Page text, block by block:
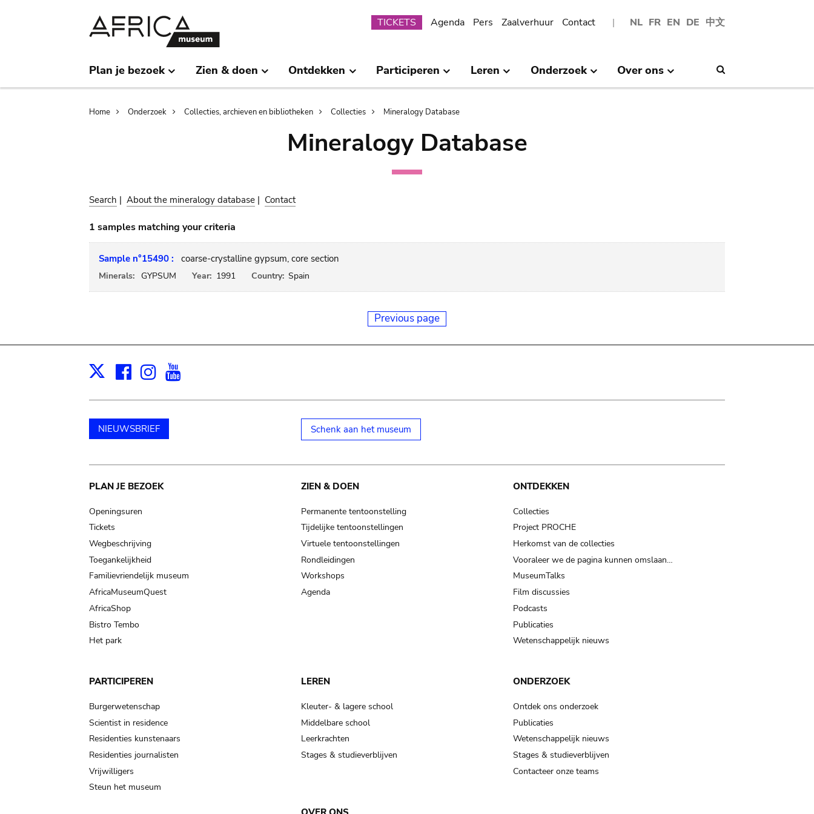
NL FR EN DE 中文
Submenu
TICKETS Agenda Pers Zaalverhuur Contact
Plan je bezoek Zien & doen Ontdekken Participeren Leren Onderzoek Over ons
Breadcrumb
Home Onderzoek Collecties, archieven en bibliotheken Collecties Mineralogy Database
Mineralogy Database
Search | About the mineralogy database | Contact
1 samples matching your criteria
Sample n°15490 : coarse-crystalline gypsum, core section
Minerals: GYPSUM Year: 1991 Country: Spain
Previous page
X Facebook
Instagram
NIEUWSBRIEF Schenk aan het museum
Main
navigation
PLAN JE BEZOEK
Openingsuren
Tickets
Wegbeschrijving
Toegankelijkheid
Familievriendelijk museum
AfricaMuseumQuest
AfricaShop
Bistro Tembo
Het park
ZIEN & DOEN
Permanente tentoonstelling
Tijdelijke tentoonstellingen
Virtuele tentoonstellingen
Rondleidingen
Workshops
Agenda
ONTDEKKEN
Collecties
Project PROCHE
Herkomst van de collecties
Vooraleer we de pagina kunnen omslaan…
MuseumTalks
Film discussies
Podcasts
Publicaties
Wetenschappelijk nieuws
PARTICIPEREN
Burgerwetenschap
Scientist in residence
Residenties kunstenaars
Residenties journalisten
Vrijwilligers
Steun het museum
LEREN
Kleuter- & lagere school
Middelbare school
Leerkrachten
Stages & studieverblijven
ONDERZOEK
Ontdek ons onderzoek
Publicaties
Wetenschappelijk nieuws
Stages & studieverblijven
Contacteer onze teams